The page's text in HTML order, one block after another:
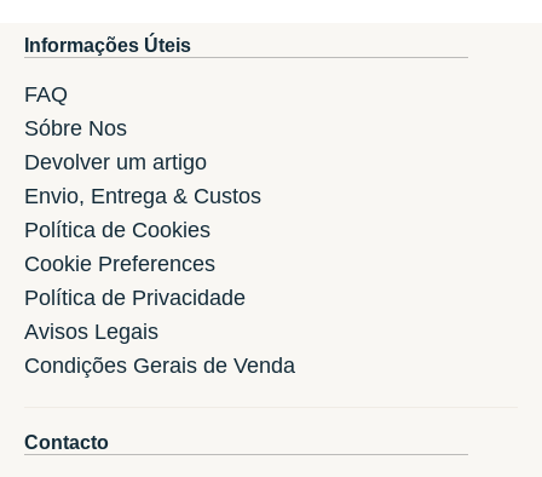
Informações Úteis
FAQ
Sóbre Nos
Devolver um artigo
Envio, Entrega & Custos
Política de Cookies
Cookie Preferences
Política de Privacidade
Avisos Legais
Condições Gerais de Venda
Contacto